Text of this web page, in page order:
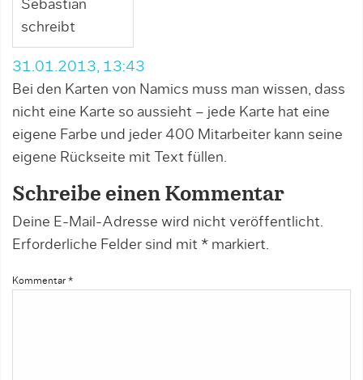
Sebastian
schreibt
31.01.2013, 13:43
Bei den Karten von Namics muss man wissen, dass
nicht eine Karte so aussieht – jede Karte hat eine
eigene Farbe und jeder 400 Mitarbeiter kann seine
eigene Rückseite mit Text füllen.
Schreibe einen Kommentar
Deine E-Mail-Adresse wird nicht veröffentlicht.
Erforderliche Felder sind mit * markiert.
Kommentar *